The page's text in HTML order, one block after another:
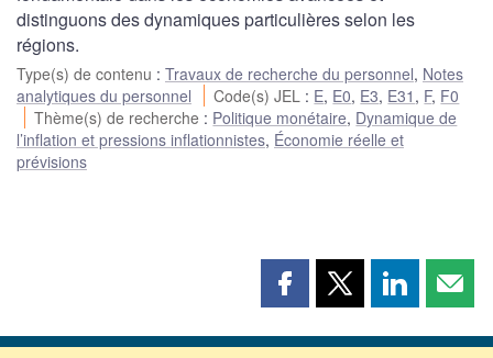
distinguons des dynamiques particulières selon les
régions.
Type(s) de contenu : Travaux de recherche du personnel, Notes
analytiques du personnel
Code(s) JEL : E, E0, E3, E31 , F, F0
Thème(s) de recherche : Politique monétaire, Dynamique de
l’inflation et pressions inflationnistes, Économie réelle et
prévisions
Partager
page
Partager
page
Partager
page page